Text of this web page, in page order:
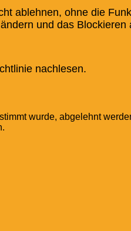
ablehnen, ohne die
und das
nachlesen.
wurde, abgelehnt